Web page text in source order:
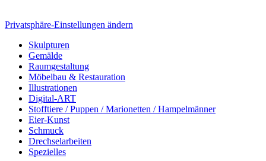
Privatsphäre-Einstellungen ändern
Skulpturen
Gemälde
Raumgestaltung
Möbelbau & Restauration
Illustrationen
Digital-ART
Stofftiere / Puppen / Marionetten / Hampelmänner
Eier-Kunst
Schmuck
Drechselarbeiten
Spezielles